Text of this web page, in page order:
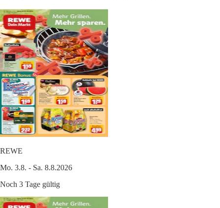
REWE
Mo. 3.8. - Sa. 8.8.2026
Noch 3 Tage gültig